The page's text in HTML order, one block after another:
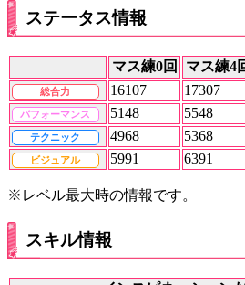
ステータス情報
マス練0回 マス練4
総合力 16107 17307
パフォーマンス 5148 5548
テクニック 4968 5368
ビジュアル 5991 6391
※レベル最大時の情報です。
スキル情報